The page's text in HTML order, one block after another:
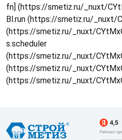
fn] (https://smetiz.ru/_nuxt/
Bl.run (https://smetiz.ru/_nuxt/
(https://smetiz.ru/_nuxt/
s.scheduler
(https://smetiz.ru/_nuxt/
(https://smetiz.ru/_nuxt/
(https://smetiz.ru/_nuxt/